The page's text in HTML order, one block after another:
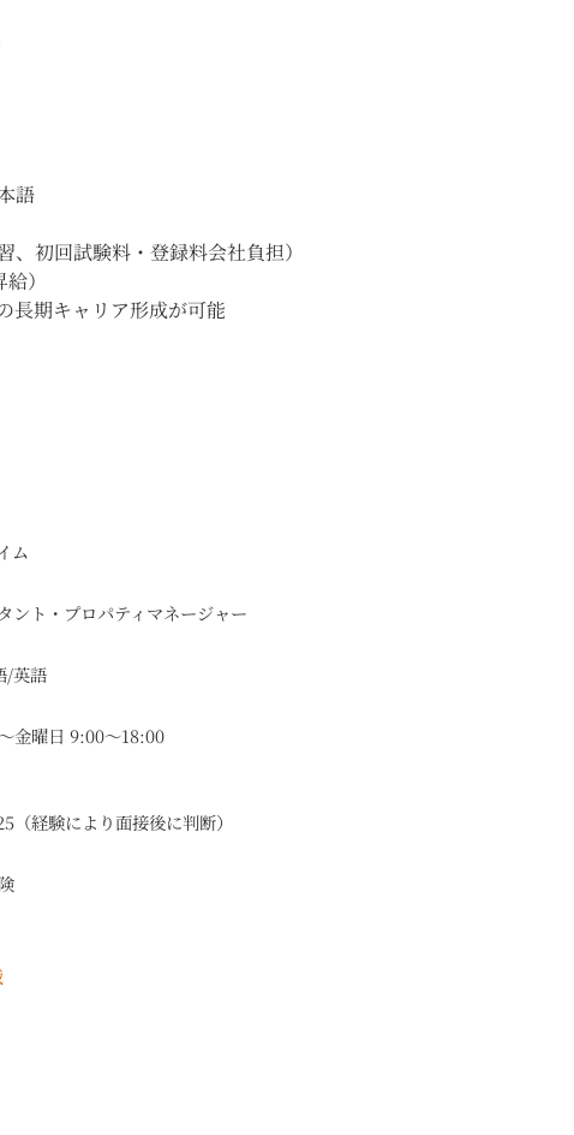
語
、初回試験料・登録料会社負担）
）
長期キャリア形成が可能
ム
ント・プロパティマネージャー
/英語
金曜日 9:00～18:00
（経験により面接後に判断）